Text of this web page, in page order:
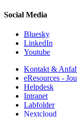
Social Media
Bluesky
LinkedIn
Youtube
Kontakt &
eResources -
Helpdesk
Intranet
Labfolder
Nextcloud